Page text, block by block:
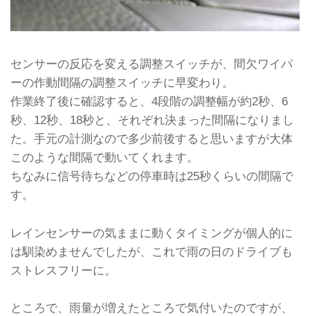
センサーの反応を変える調整スイッチが、間欠ワイパ
ーの作動間隔の調整スイッチに早変わり。
作業終了後に確認すると、4段階の調整幅が約2秒、6
秒、12秒、18秒と、それぞれ決まった間隔になりまし
た。手元の計測なので多少前後すると思いますが大体
このような間隔で動いてくれます。
ちなみに信号待ちなどの停車時は25秒くらいの間隔で
す。
レインセンサーの気ままに動くタイミングが個人的に
は馴染めませんでしたが、これで雨の日のドライブも
ストレスフリーに。
ところで、雨量が増えたところで気付いたのですが、